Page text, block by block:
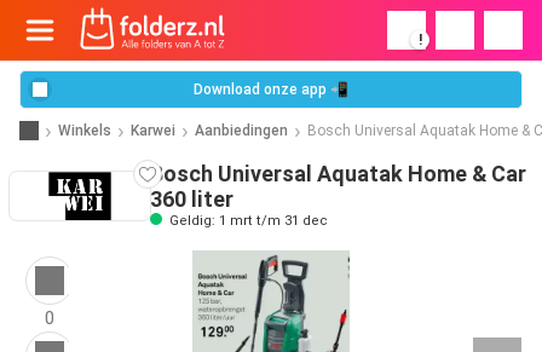
!
Download onze app 📲
Winkels Karwei Aanbiedingen Bosch Universal Aquatak Home &
Bosch Universal Aquatak Home & Car
360 liter
Geldig: 1 mrt t/m 31 dec
0